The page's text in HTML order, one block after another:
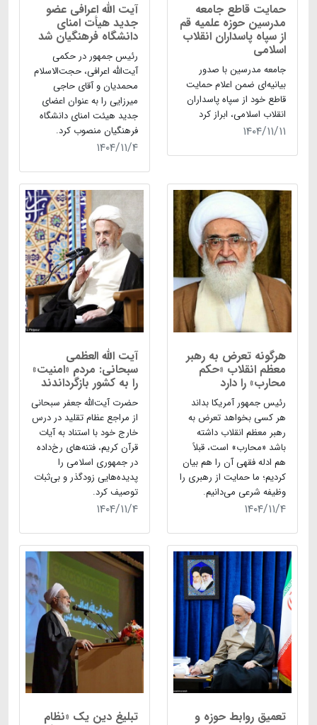
حمایت قاطع جامعه
مدرسین حوزه علمیه قم
از سپاه پاسداران انقلاب
اسلامی
جامعه مدرسین با صدور
بیانیه‌ای ضمن اعلام حمایت
قاطع خود از سپاه پاسداران
انقلاب اسلامی، ابراز کرد
۱۴۰۴/۱۱/۱۱
آیت الله اعرافی عضو
جدید هیأت امنای
دانشگاه فرهنگیان شد
رئیس جمهور در حکمی
آیت‌الله اعرافی، حجت‌الاسلام
محمدیان و آقای حاجی
میرزایی را به عنوان اعضای
جدید هیئت امنای دانشگاه
فرهنگیان منصوب کرد.
۱۴۰۴/۱۱/۴
هرگونه تعرض به رهبر
معظم انقلاب «حکم
محارب» را دارد
رئیس جمهور آمریکا بداند
هر کسی بخواهد تعرض به
رهبر معظم انقلاب داشته
باشد «محارب» است، قبلاً
هم ادله فقهی آن را هم بیان
کردیم؛ ما حمایت از رهبری را
وظیفه شرعی می‌دانیم.
۱۴۰۴/۱۱/۴
آیت الله العظمی
سبحانی: مردم «امنیت»
را به کشور بازگرداندند
حضرت آیت‌الله‌ جعفر سبحانی
از مراجع عظام تقلید در درس
خارج خود با استناد به آیات
قرآن کریم، فتنه‌های رخ‌داده
در جمهوری اسلامی را
پدیده‌هایی زودگذر و بی‌ثبات
توصیف کرد.
۱۴۰۴/۱۱/۴
تعمیق روابط حوزه و تبلیغ دین یک «نظام